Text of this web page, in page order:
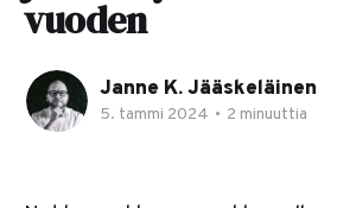
vuoden
Janne K. Jääskeläinen
5. tammi 2024 • 2 minuuttia